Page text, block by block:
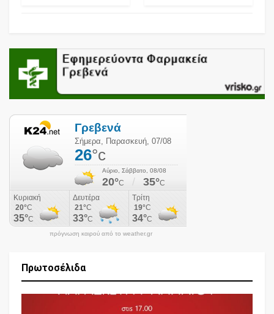
πρόγνωση καιρού από το weather.gr
Πρωτοσέλιδα